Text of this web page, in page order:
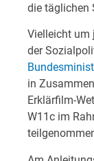
die täglichen
Vielleicht um
der
in
Erklärfilm-
W11c im